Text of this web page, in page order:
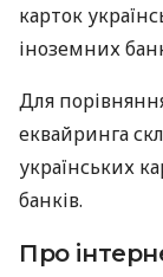
карток
іноземних
Для
еквайринга
українських
банків.
Про